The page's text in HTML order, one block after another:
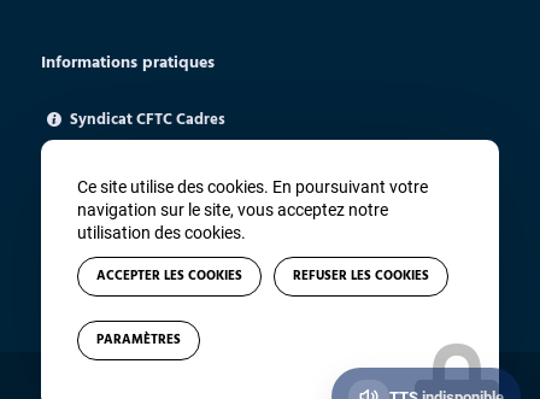
Informations pratiques
Syndicat CFTC Cadres
85 rue Charlot - 75003 Paris
ugica@cftc.fr
01 83 94 67 91
Winsiders
Ce site utilise des cookies. En poursuivant votre
navigation sur le site, vous acceptez notre
utilisation des cookies.
ACCEPTER LES COOKIES REFUSER LES COOKIES
PARAMÈTRES